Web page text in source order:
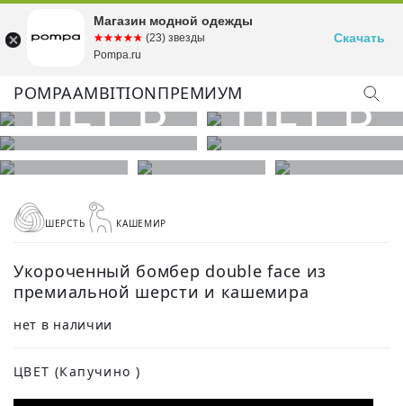
POMPAAMBITIONПРЕМИУМ
ШЕРСТЬ КАШЕМИР
Укороченный бомбер double face из
премиальной шерсти и кашемира
нет в наличии
ЦВЕТ (Капучино )
Магазин модной одежды
☆☆☆☆☆
★★★★★ (23) звезды
Pompa.ru
Скачать